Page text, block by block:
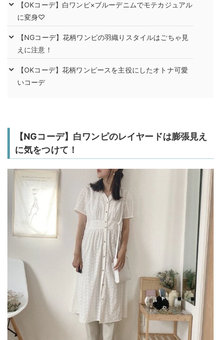
【OKコーデ】白ワンピ×ブルーデニムでモテカジュアル
に変身♡
【NGコーデ】花柄ワンピの羽織りスタイルはごちゃ見
えに注意！
【OKコーデ】花柄ワンピースを主役にしたオトナ可愛
いコーデ
【NGコーデ】白ワンピのレイヤードは膨張見え
に気をつけて！